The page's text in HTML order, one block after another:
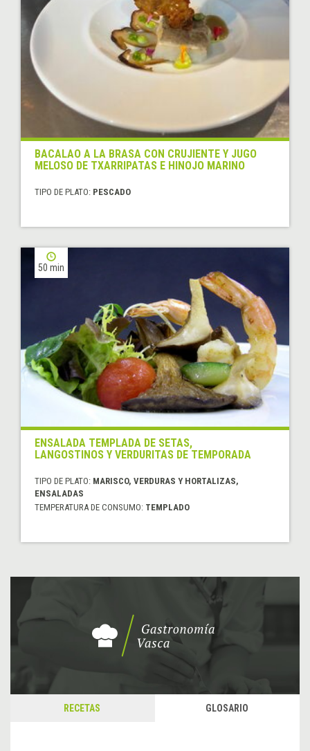
BACALAO A LA BRASA CON CRUJIENTE Y JUGO
MELOSO DE TXARRIPATAS E HINOJO MARINO
TIPO DE PLATO: PESCADO
50 min
ENSALADA TEMPLADA DE SETAS,
LANGOSTINOS Y VERDURITAS DE TEMPORADA
TIPO DE PLATO: MARISCO, VERDURAS Y HORTALIZAS,
ENSALADAS
TEMPERATURA DE CONSUMO: TEMPLADO
RECETAS GLOSARIO